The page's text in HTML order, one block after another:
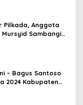
Pilkada, Anggota
Mursyid Sambangi
– Bagus Santoso
2024 Kabupaten